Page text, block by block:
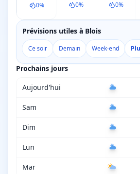
0% 0% 0%
Prévisions utiles à Blois
Ce soir Demain Week-end
Prochains jours
Aujourd'hui
Sam
Dim
Lun
Mar